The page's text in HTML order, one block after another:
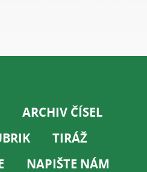
ARCHIV ČÍSEL
TIRÁŽ
NAPIŠTE NÁM